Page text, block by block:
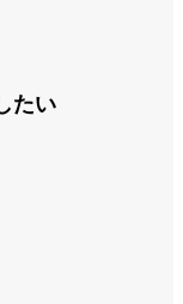
たい